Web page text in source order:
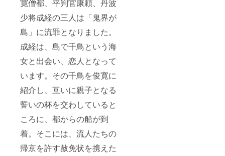
寛僧都、平判官康頼、丹波
少将成経の三人は「鬼界が
島」に流罪となりました。
成経は、島で千鳥という海
女と出会い、恋人となって
います。その千鳥を俊寛に
紹介し、互いに親子となる
誓いの杯を交わしていると
ころに、都からの船が到
着。そこには、流人たちの
帰京を許す赦免状を携えた